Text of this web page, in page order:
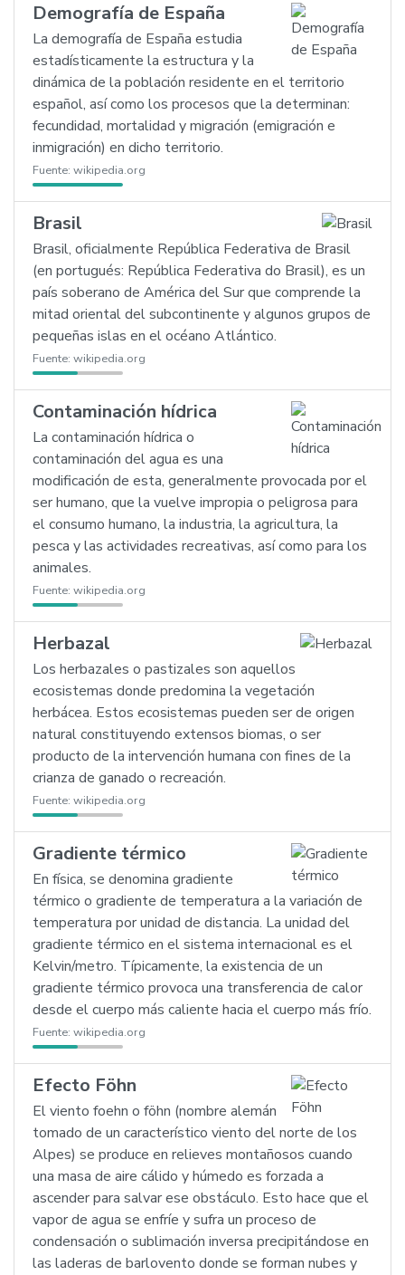
Demografía de España
La demografía de España estudia
estadísticamente la estructura y la
dinámica de la población residente en el territorio
español, así como los procesos que la determinan:
fecundidad, mortalidad y migración (emigración e
inmigración) en dicho territorio.
Fuente: wikipedia.org
Brasil
Brasil, oficialmente República Federativa de Brasil
(en portugués: República Federativa do Brasil), es un
país soberano de América del Sur que comprende la
mitad oriental del subcontinente y algunos grupos de
pequeñas islas en el océano Atlántico.
Fuente: wikipedia.org
Contaminación hídrica
La contaminación hídrica o
contaminación del agua es una
modificación de esta, generalmente provocada por el
ser humano, que la vuelve impropia o peligrosa para
el consumo humano, la industria, la agricultura, la
pesca y las actividades recreativas, así como para los
animales.
Fuente: wikipedia.org
Herbazal
Los herbazales o pastizales son aquellos
ecosistemas donde predomina la vegetación
herbácea. Estos ecosistemas pueden ser de origen
natural constituyendo extensos biomas, o ser
producto de la intervención humana con fines de la
crianza de ganado o recreación.
Fuente: wikipedia.org
Gradiente térmico
En física, se denomina gradiente
térmico o gradiente de temperatura a la variación de
temperatura por unidad de distancia. La unidad del
gradiente térmico en el sistema internacional es el
Kelvin/metro. Típicamente, la existencia de un
gradiente térmico provoca una transferencia de calor
desde el cuerpo más caliente hacia el cuerpo más frío.
Fuente: wikipedia.org
Efecto Föhn
El viento foehn o föhn (nombre alemán
tomado de un característico viento del norte de los
Alpes) se produce en relieves montañosos cuando
una masa de aire cálido y húmedo es forzada a
ascender para salvar ese obstáculo. Esto hace que el
vapor de agua se enfríe y sufra un proceso de
condensación o sublimación inversa precipitándose en
las laderas de barlovento donde se forman nubes y